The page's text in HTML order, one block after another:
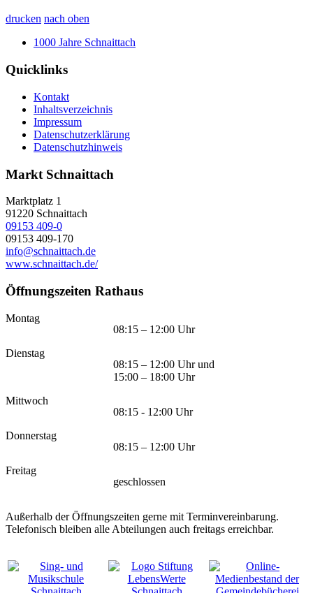
drucken nach oben
1000 Jahre Schnaittach
Quicklinks
Kontakt
Inhaltsverzeichnis
Impressum
Datenschutzerklärung
Datenschutzhinweis
Markt Schnaittach
Marktplatz 1
91220 Schnaittach
09153 409-0
09153 409-170
info@schnaittach.de
www.schnaittach.de/
Öffnungszeiten Rathaus
Montag
08:15 – 12:00 Uhr
Dienstag
08:15 – 12:00 Uhr und
15:00 – 18:00 Uhr
Mittwoch
08:15 - 12:00 Uhr
Donnerstag
08:15 – 12:00 Uhr
Freitag
geschlossen
Außerhalb der Öffnungszeiten gerne mit Terminvereinbarung.
Telefonisch bleiben alle Abteilungen auch freitags erreichbar.